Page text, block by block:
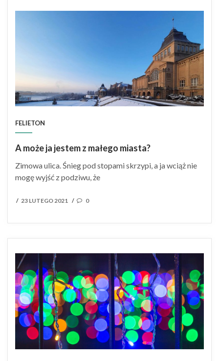
FELIETON
A może ja jestem z małego miasta?
Zimowa ulica. Śnieg pod stopami skrzypi, a ja wciąż nie
mogę wyjść z podziwu, że
/ POSTED
23 LUTEGO 2021 / 0